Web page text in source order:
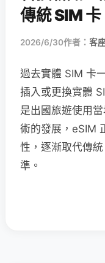
傳統 SIM 卡
2026/6/30作者： 客
過去實體 SIM 卡
插入或更換實體
是出國旅遊使用
術的發展，eSIM
性，逐漸取代傳
準。